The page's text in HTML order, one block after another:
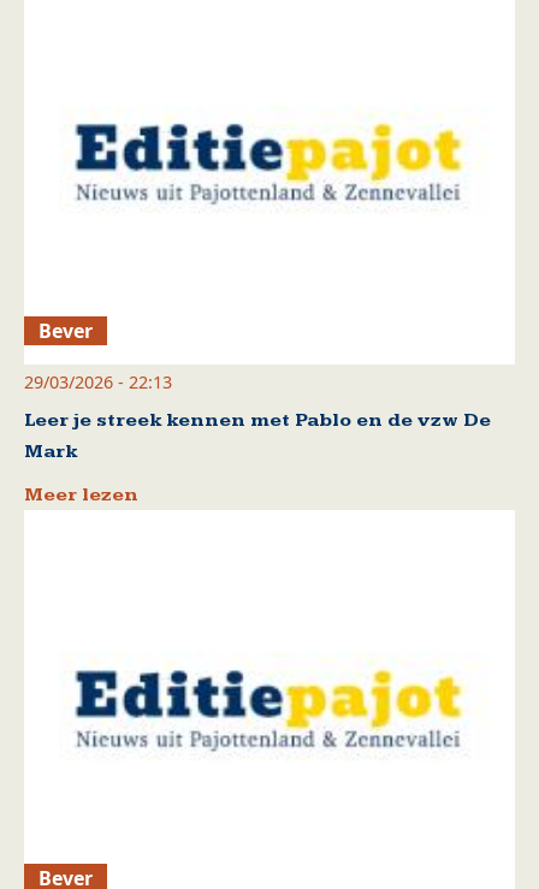
Bever
29/03/2026 - 22:13
Leer je streek kennen met Pablo en de vzw De
Mark
Meer lezen
Bever